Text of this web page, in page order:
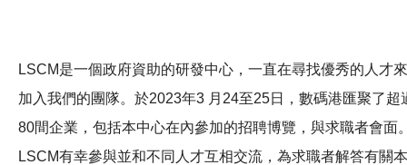
LSCM是一個政府資助的研發中心，一直在尋找優秀的人才來
加入我們的團隊。於2023年3 月24至25日，數碼港匯聚了超
80間企業，包括本中心在內參加的招聘博覽，與求職者會面
LSCM有幸參與並和不同人才互相交流，為求職者解答有關本